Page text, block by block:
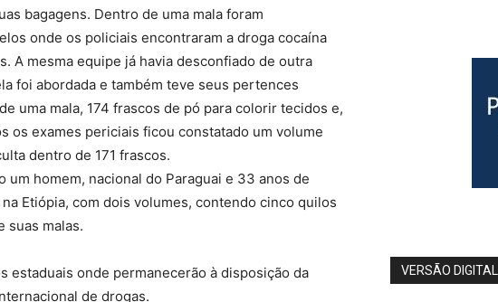
bagagens. Dentro de uma mala foram
onde os policiais encontraram a droga cocaína
A mesma equipe já havia desconfiado de outra
foi abordada e também teve seus pertences
uma mala, 174 frascos de pó para colorir tecidos e,
os exames periciais ficou constatado um volume
dentro de 171 frascos.
homem, nacional do Paraguai e 33 anos de
Etiópia, com dois volumes, contendo cinco quilos
suas malas.
estaduais onde permanecerão à disposição da
de drogas.
VERSÃO DIGITAL